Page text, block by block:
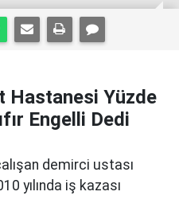
Hastanesi Yüzde
Engelli Dedi
demirci ustası
yılında iş kazası